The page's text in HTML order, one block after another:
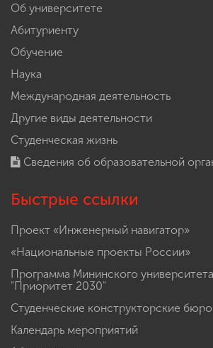
Об университете
Абитуриенту
Обучение
Наука
Международная деятельность
Другие виды деятельности
Студенческая жизнь
Сведения об образовательной
Быстрые ссылки
Проект «Инженерный навигатор»
«Национальные проекты России»
Программа Мининского
"Приоритет 2030"
Студенческие конструкторские бюро
Календарь мероприятий